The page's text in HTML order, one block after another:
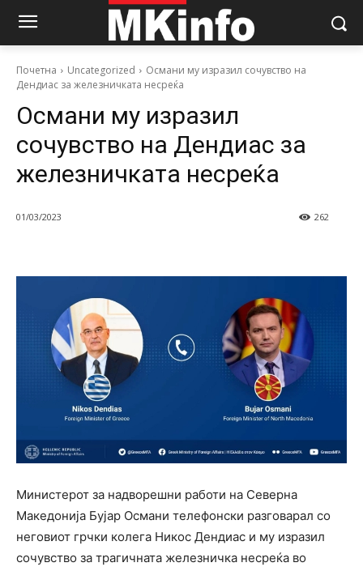
Почетна Uncategorized
Османи му изразил сочувство на
Дендиас за железничката несреќа
Османи му изразил
сочувство на Дендиас за
железничката несреќа
01/03/2023 262
Министерот за надворешни работи на Северна
Македонија Бујар Османи телефонски разговарал со
неговиот грчки колега Никос Дендиас и му изразил
сочувство за трагичната железничка несреќа во